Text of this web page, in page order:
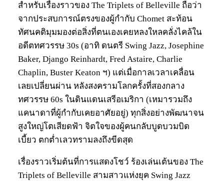
สำหรับเรื่องราวของ The Triplets of Belleville ถือว่า
จากประสบการณ์ตรงของผู้กำกับ Chomet สะท้อน
ทัศนคติมุมมองต่อสิ่งที่ตนเองเคยหลงใหลคลั่งไคล้ใน
อดีตทศวรรษ 30s (อาทิ ดนตรี Swing Jazz, Josephine
Baker, Django Reinhardt, Fred Astaire, Charlie
Chaplin, Buster Keaton ฯ) แต่เมื่อกาลเวลาเคลื่อน
เลยเปลี่ยนผ่าน หลังสงครามโลกครั้งที่สองกลาง
ทศวรรษ 60s ในดินแดนเสรีอเมริกา (เหมารวมถึง
แคนาดาที่ผู้กำกับเคยอาศัยอยู่) ทุกสิ่งอย่างพัฒนาจน
สูงใหญ่โตเสียดฟ้า จิตใจของผู้คนกลับบูดบวมบิด
เบี้ยว ตกต่ำเลวทรามลงถึงขีดสุด
เรื่องราวเริ่มต้นที่การแสดงโชว์ ร้องเล่นเต้นของ The
Triplets of Belleville สามสาวแห่งยุค Swing Jazz